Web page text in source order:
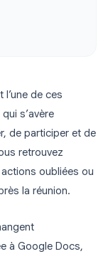
de ces
s’avère
de participer et de
retrouvez
oubliées ou
la réunion.
à Google Docs,